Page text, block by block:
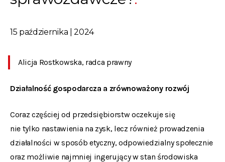
15 października | 2024
Alicja Rostkowska, radca prawny
Działalność gospodarcza a zrównoważony rozwój
Coraz częściej od przedsiębiorstw oczekuje się
nie tylko nastawienia na zysk, lecz również prowadzenia
działalności w sposób etyczny, odpowiedzialny społecznie
oraz możliwie najmniej ingerujący w stan środowiska